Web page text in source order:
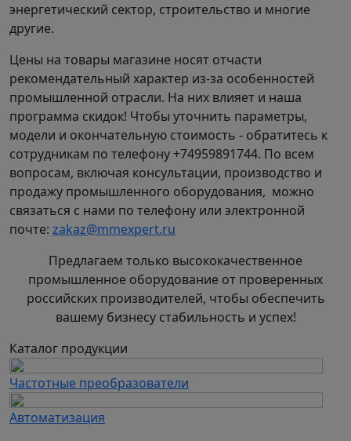
энергетический сектор, строительство и многие
другие.
Цены на товары магазине носят отчасти
рекомендательный характер из-за особенностей
промышленной отрасли. На них влияет и наша
программа скидок! Чтобы уточнить параметры,
модели и окончательную стоимость - обратитесь к
сотрудникам по телефону +74959891744. По всем
вопросам, включая консультации, производство и
продажу промышленного оборудования, можно
связаться с нами по телефону или электронной
почте: zakaz@mmexpert.ru
Предлагаем только высококачественное
промышленное оборудование от проверенных
российских производителей, чтобы обеспечить
вашему бизнесу стабильность и успех!
Каталог продукции
Частотные преобразователи
Автоматизация